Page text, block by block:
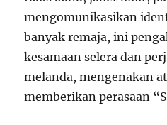
mengomunikasikan
banyak remaja, ini
kesamaan selera dan
melanda, mengenakan
memberikan perasaan